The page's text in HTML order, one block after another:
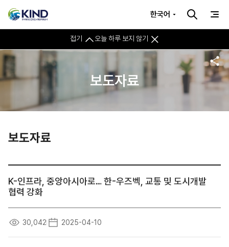
접기 오늘 하루 보지 않기
한국어
보도자료
보도자료
K-인프라, 중앙아시아로… 한-우즈벡, 교통 및 도시개발
협력 강화
30,042 2025-04-10